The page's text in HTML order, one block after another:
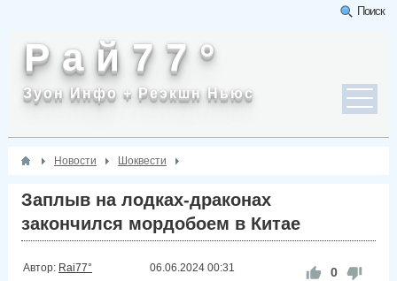
Поиск
Р а й 7 7 °
Зуон Инфо + Реэкшн Ньюс
Новости Шоквести
Заплыв на лодках-драконах
закончился мордобоем в Китае
Автор: Rai77° 06.06.2024 00:31 0